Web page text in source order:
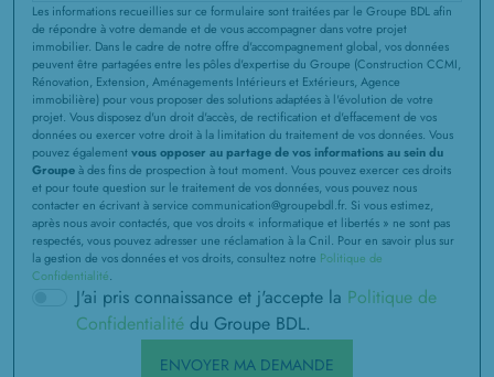
Les informations recueillies sur ce formulaire sont traitées par le Groupe BDL afin
de répondre à votre demande et de vous accompagner dans votre projet
immobilier. Dans le cadre de notre offre d'accompagnement global, vos données
peuvent être partagées entre les pôles d'expertise du Groupe (Construction CCMI,
Rénovation, Extension, Aménagements Intérieurs et Extérieurs, Agence
immobilière) pour vous proposer des solutions adaptées à l'évolution de votre
projet. Vous disposez d'un droit d'accès, de rectification et d'effacement de vos
données ou exercer votre droit à la limitation du traitement de vos données. Vous
pouvez égalementvous opposer au partage de vos informations au sein du
Groupeà des fins de prospection à tout moment. Vous pouvez exercer ces droits
et pour toute question sur le traitement de vos données, vous pouvez nous
contacter en écrivant à service communication@groupebdl.fr. Si vous estimez,
après nous avoir contactés, que vos droits « informatique et libertés » ne sont pas
respectés, vous pouvez adresser une réclamation à la Cnil. Pour en savoir plus sur
la gestion de vos données et vos droits, consultez notre Politique de
Confidentialité.
J'ai pris connaissance et j'accepte la Politique de
Confidentialité du Groupe BDL.
ENVOYER MA DEMANDE